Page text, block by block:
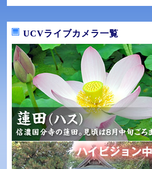
UCVライブカメラ一覧